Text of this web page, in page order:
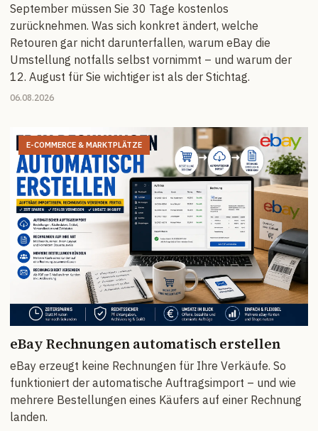
September müssen Sie 30 Tage kostenlos
zurücknehmen. Was sich konkret ändert, welche
Retouren gar nicht darunterfallen, warum eBay die
Umstellung notfalls selbst vornimmt – und warum der
12. August für Sie wichtiger ist als der Stichtag.
06.08.2026
E-COMMERCE & MARKTPLÄTZE
eBay Rechnungen automatisch erstellen
eBay erzeugt keine Rechnungen für Ihre Verkäufe. So
funktioniert der automatische Auftragsimport – und wie
mehrere Bestellungen eines Käufers auf einer Rechnung
landen.